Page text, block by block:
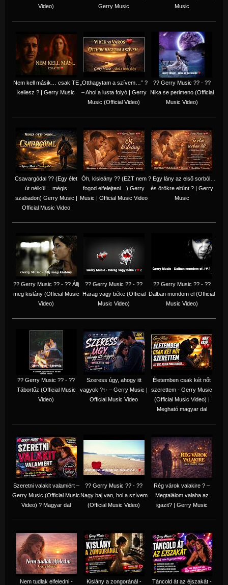
Video)
Gerry Music
Music
Nem kell másik… csak TE
kellesz ? | Gerry Music
„Otthagytam a szívem…” ?
– Ahol a lusta folyó | Gerry
Music (Official Video)
?? Gerry Music ?? - ??
Nika se perimeno (Official
Music Video)
Csavargódal ?? (Egy élet
út nélkül… mégis
szabadon) Gerry Music |
Official Music Video
Óh, kisleány ?? (EZT nem
fogod elfelejteni…) Gerry
Music | Official Music Video
? Egy lány az első sorból…
és örökre eltűnt ? | Gerry
Music
?? Gerry Music ?? - ?? Állj
meg kislány (Official Music
Video)
?? Gerry Music ?? - ??
Harag vagy béke (Official
Music Video)
?? Gerry Music ?? - ??
Dalban mondom el (Official
Music Video)
?? Gerry Music ?? - ??
Tábortűz (Official Music
Video)
Szeress úgy, ahogy itt
vagyok ?✨ – Gerry Music |
Official Music Video
Életemben csak két nőt
szerettem - Gerry Music
(Official Music Video) |
Megható magyar dal
Szeretni valakit valamiért –
Gerry Music (Official Music
Video) ? Magyar dal
?? Gerry Music ?? - ??
Nagy baj van, hol a szívem
(Official Music Video)
Rég várok valakire ? –
Megtalálom valaha az
igazit? | Gerry Music
Nem tudlak elfeledni -
Kislány a zongoránál -
Táncold át az éjszakát -